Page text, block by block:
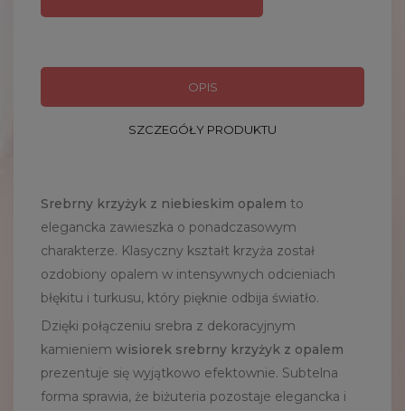
OPIS
SZCZEGÓŁY PRODUKTU
Srebrny krzyżyk z niebieskim opalem to
elegancka zawieszka o ponadczasowym
charakterze. Klasyczny kształt krzyża został
ozdobiony opalem w intensywnych odcieniach
błękitu i turkusu, który pięknie odbija światło.
Dzięki połączeniu srebra z dekoracyjnym
kamieniem wisiorek srebrny krzyżyk z opalem
prezentuje się wyjątkowo efektownie. Subtelna
forma sprawia, że biżuteria pozostaje elegancka i